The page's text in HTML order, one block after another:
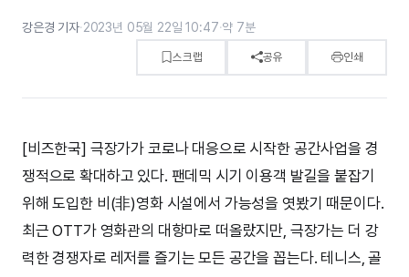
강은경 기자·2023년 05월 22일 10:47·약 7분
스크랩 공유 인쇄
[비즈한국] 극장가가 코로나 대응으로 시작한 공간사업을 경
쟁적으로 확대하고 있다. 팬데믹 시기 이용객 발길을 붙잡기
위해 도입한 비(非)영화 시설에서 가능성을 엿봤기 때문이다.
최근 OTT가 영화관의 대항마로 떠올랐지만, 극장가는 더 강
력한 경쟁자로 레저를 즐기는 모든 공간을 꼽는다. 테니스, 골